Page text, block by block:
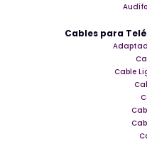
Cables para
Cable